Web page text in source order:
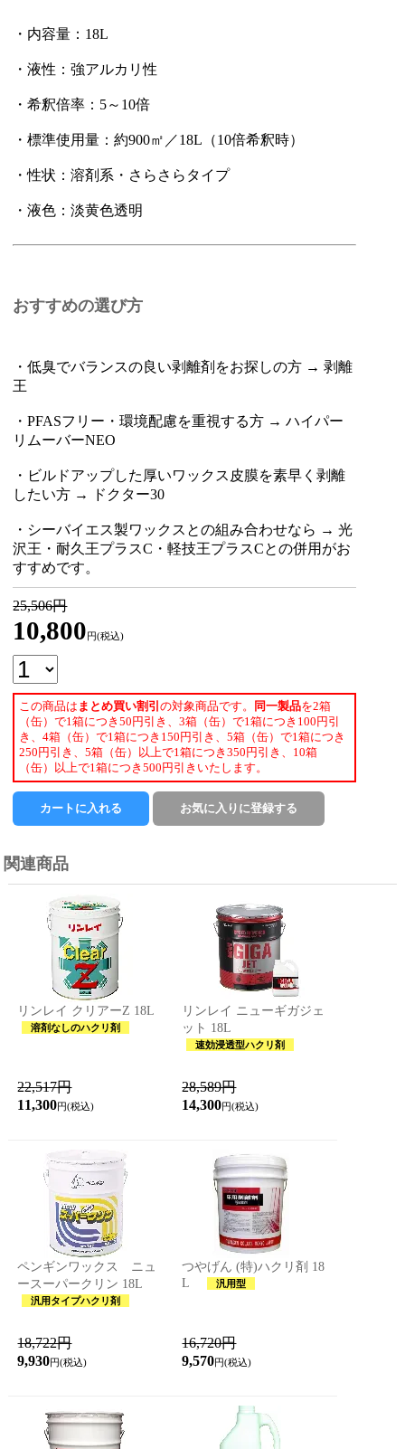
・内容量：18L
・液性：強アルカリ性
・希釈倍率：5～10倍
・標準使用量：約900㎡／18L（10倍希釈時）
・性状：溶剤系・さらさらタイプ
・液色：淡黄色透明
おすすめの選び方
・低臭でバランスの良い剥離剤をお探しの方 → 剥離
王
・PFASフリー・環境配慮を重視する方 → ハイパー
リムーバーNEO
・ビルドアップした厚いワックス皮膜を素早く剥離
したい方 → ドクター30
・シーバイエス製ワックスとの組み合わせなら → 光
沢王・耐久王プラスC・軽技王プラスCとの併用がお
すすめです。
25,506円
10,800 円(税込)
この商品は まとめ買い割引の対象商品です。 同一製品を2箱
（缶）で1箱につき50円引き、3箱（缶）で1箱につき100円引
き、4箱（缶）で1箱につき150円引き、5箱（缶）で1箱につき
250円引き、5箱（缶）以上で1箱につき350円引き、10箱
（缶）以上で1箱につき500円引きいたします。
関連商品
リンレイ クリアーZ 18L
溶剤なしのハクリ剤
22,517円
11,300円(税込)
リンレイ ニューギガジェ
ット 18L
速効浸透型ハクリ剤
28,589円
14,300円(税込)
ペンギンワックス ニュ
ースーパークリン 18L
汎用タイプハクリ剤
18,722円
9,930円(税込)
つやげん (特)ハクリ剤 18
L
汎用型
16,720円
9,570円(税込)